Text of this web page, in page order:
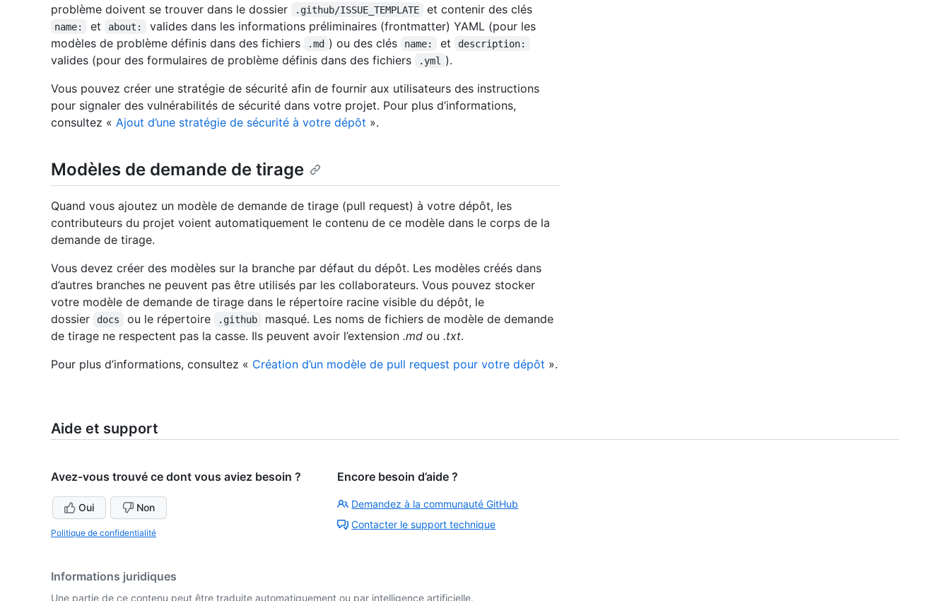
problème doivent se trouver dans le dossier
.github/ISSUE_TEMPLATE et contenir des clés
name: et about:
valides dans les informations préliminaires (frontmatter) YAML (pour les
modèles de problème définis dans des fichiers
.md ) ou des clés name: et description:
valides (pour des formulaires de problème définis dans des fichiers .yml
).
Vous pouvez créer une stratégie de sécurité afin de fournir aux utilisateurs des instructions
pour signaler des vulnérabilités de sécurité dans votre projet. Pour plus d’informations,
consultez « Ajout d’une stratégie de sécurité à votre dépôt ».
Modèles de demande de tirage
Quand vous ajoutez un modèle de demande de tirage (pull request) à votre dépôt, les
contributeurs du projet voient automatiquement le contenu de ce modèle dans le corps de la
demande de tirage.
Vous devez créer des modèles sur la branche par défaut du dépôt. Les modèles créés dans
d’autres branches ne peuvent pas être utilisés par les collaborateurs. Vous pouvez stocker
votre modèle de demande de tirage dans le répertoire racine visible du dépôt, le
dossier
docs ou le répertoire .github
masqué. Les noms de fichiers de modèle de demande
de tirage ne respectent pas la casse. Ils peuvent avoir l’extension .md ou .txt.
Pour plus d’informations, consultez « Création d’un modèle de pull request pour votre dépôt ».
Aide et support
Avez-vous trouvé ce dont vous aviez besoin ?
Oui Non
Politique de confidentialité
Encore besoin d’aide ?
Demandez à la communauté GitHub
Contacter le support technique
Informations juridiques
Une partie de ce contenu peut être traduite automatiquement ou par intelligence artificielle.